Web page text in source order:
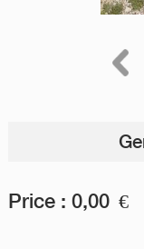
Price : 0,00 €